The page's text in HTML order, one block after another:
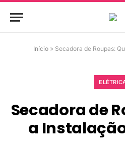
Início » Secadora de Roupas:
Secadora de
a